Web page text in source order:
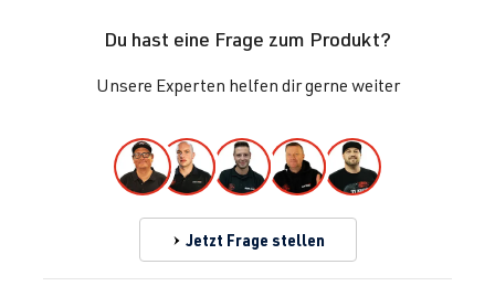
Du hast eine Frage zum Produkt?
Unsere Experten helfen dir gerne weiter
Jetzt Frage stellen